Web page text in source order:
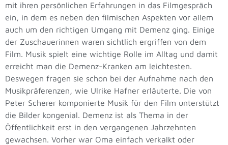
mit ihren persönlichen Erfahrungen in das Filmgespräch
ein, in dem es neben den filmischen Aspekten vor allem
auch um den richtigen Umgang mit Demenz ging. Einige
der Zuschauerinnen waren sichtlich ergriffen von dem
Film. Musik spielt eine wichtige Rolle im Alltag und damit
erreicht man die Demenz-Kranken am leichtesten.
Deswegen fragen sie schon bei der Aufnahme nach den
Musikpräferenzen, wie Ulrike Hafner erläuterte. Die von
Peter Scherer komponierte Musik für den Film unterstützt
die Bilder kongenial. Demenz ist als Thema in der
Öffentlichkeit erst in den vergangenen Jahrzehnten
gewachsen. Vorher war Oma einfach verkalkt oder